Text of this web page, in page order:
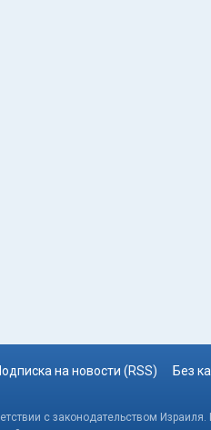
на новости (RSS) Без
с законодательством